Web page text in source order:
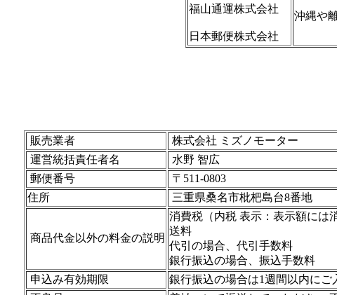
福山通運株式会社
日本郵便株式会社
沖縄や
販売業者
株式会社 ミズノモーター
運営統括責任者名
水野 智広
郵便番号
〒511-0803
住所
三重県桑名市枇杷島台8番地
商品代金以外の料金の説明
消費税（内税 表示：表示額には
送料
代引の場合、代引手数料
銀行振込の場合、振込手数料
申込み有効期限
銀行振込の場合は1週間以内に